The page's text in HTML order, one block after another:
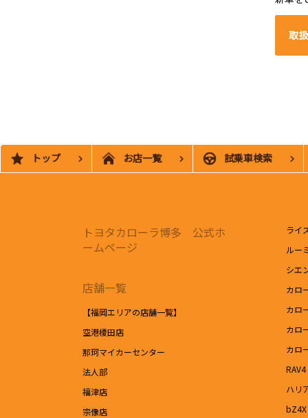
取
トップ お店一覧 試乗車検索
トヨタカローラ博多 公式ホ
ームページ
店舗一覧
【福岡エリアの店舗一覧】
空港榎田店
那珂マイカーセンター
法人部
福津店
宗像店
ライ
ルー
シエ
カロ
カロ
カロ
カロ
RAV4
ハリ
bZ4X